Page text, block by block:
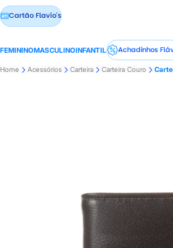
Cartão Flavio's
FEMININOMASCULINOINFANTIL Achadinhos
Home Acessórios Carteira Carteira Couro